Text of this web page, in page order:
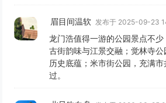
眉目间温软 发布于 2025-09-23
龙门浩值得一游的公园景点不少
古街韵味与江景交融；觉林寺
历史底蕴；米市街公园，充满
过。